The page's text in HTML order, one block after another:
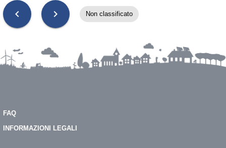
chevron_left chevron_right Non classificato
FAQ
INFORMAZIONI LEGALI